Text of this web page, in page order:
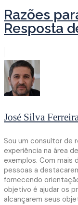
Razões
Resposta
José Silva
Sou um consultor de
experiência na área
exemplos. Com mais
pessoas a
fornecendo
objetivo é ajudar os
alcançarem seus